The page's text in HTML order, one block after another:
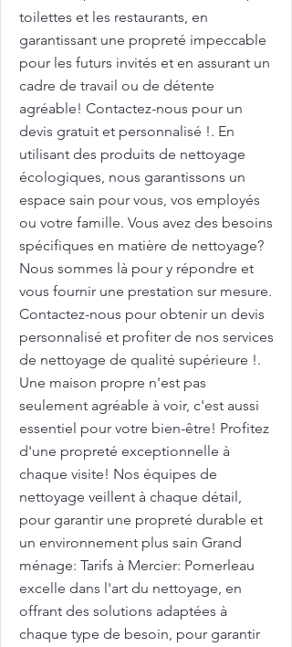
toilettes et les restaurants, en
garantissant une propreté impeccable
pour les futurs invités et en assurant un
cadre de travail ou de détente
agréable! Contactez-nous pour un
devis gratuit et personnalisé !. En
utilisant des produits de nettoyage
écologiques, nous garantissons un
espace sain pour vous, vos employés
ou votre famille. Vous avez des besoins
spécifiques en matière de nettoyage?
Nous sommes là pour y répondre et
vous fournir une prestation sur mesure.
Contactez-nous pour obtenir un devis
personnalisé et profiter de nos services
de nettoyage de qualité supérieure !.
Une maison propre n'est pas
seulement agréable à voir, c'est aussi
essentiel pour votre bien-être! Profitez
d'une propreté exceptionnelle à
chaque visite! Nos équipes de
nettoyage veillent à chaque détail,
pour garantir une propreté durable et
un environnement plus sain Grand
ménage: Tarifs à Mercier: Pomerleau
excelle dans l'art du nettoyage, en
offrant des solutions adaptées à
chaque type de besoin, pour garantir